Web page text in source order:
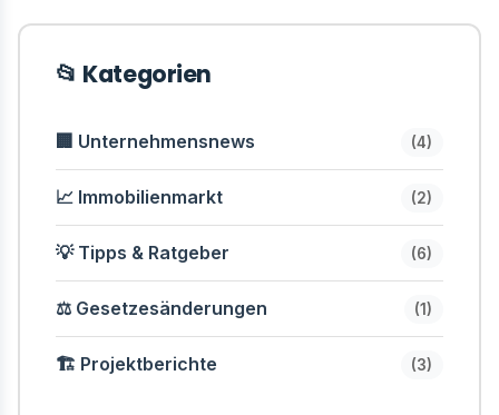
📂 Kategorien
🏢 Unternehmensnews (4)
📈 Immobilienmarkt (2)
💡 Tipps & Ratgeber (6)
⚖️ Gesetzesänderungen (1)
🏗️ Projektberichte (3)